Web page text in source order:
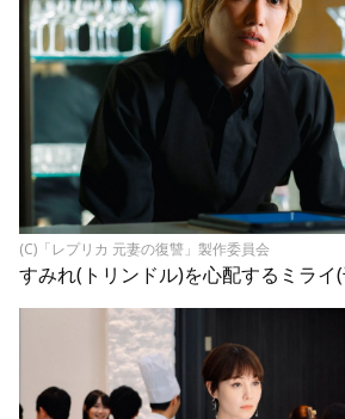
(C)「レプリカ 元妻の復讐」製作委員会
すみれ(トリンドル)を心配するミライ